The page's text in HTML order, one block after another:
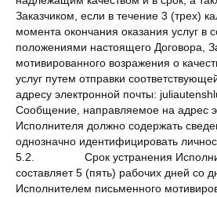
Заказчиком, если в течение 3 (трех)
момента окончания оказания услуг в
положениями настоящего Договора,
мотивированного возражения о
услуг путем отправки
адресу электронной почты:
Сообщение, направляемое на адрес
Исполнителя должно содержать
однозначно идентифицировать
5.2. Срок устранения
составляет 5 (пять) рабочих дней со
Исполнителем письменного